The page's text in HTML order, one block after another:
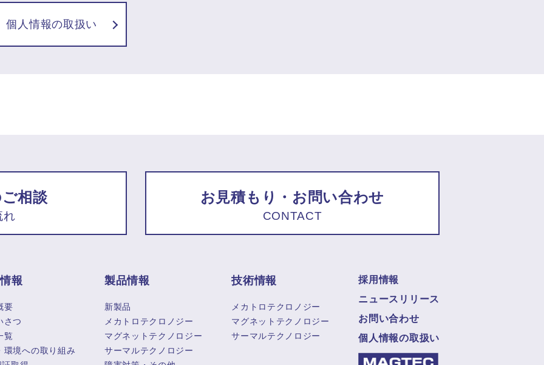
個人情報の取扱い
相談
れ
お見積もり・お問い合わせ
CONTACT
報
要
さつ
覧
環境への取り組み
製品情報
新製品
メカトロテクロノジー
マグネットテクノロジー
サーマルテクノロジー
技術情報
メカトロテクロノジー
マグネットテクノロジー
サーマルテクノロジー
採用情報
ニュースリリース
お問い合わせ
個人情報の取扱い